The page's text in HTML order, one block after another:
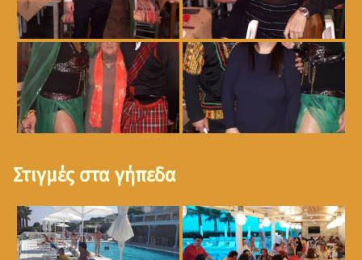
Στιγμές στα γήπεδα